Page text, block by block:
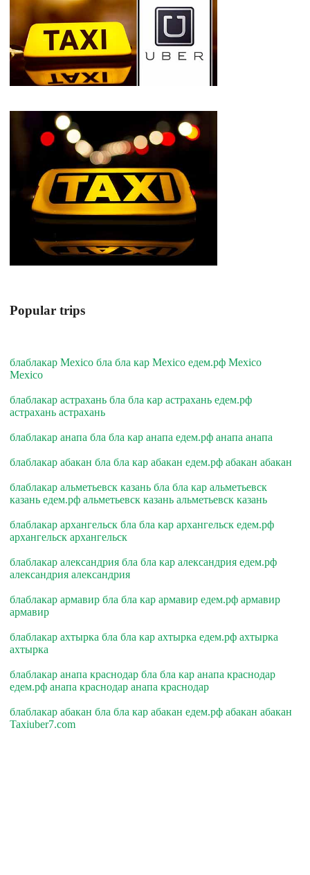
Popular trips
блаблакар Mexico бла бла кар Mexico едем.рф Mexico
Mexico
блаблакар астрахань бла бла кар астрахань едем.рф
астрахань астрахань
блаблакар анапа бла бла кар анапа едем.рф анапа анапа
блаблакар абакан бла бла кар абакан едем.рф абакан абакан
блаблакар альметьевск казань бла бла кар альметьевск
казань едем.рф альметьевск казань альметьевск казань
блаблакар архангельск бла бла кар архангельск едем.рф
архангельск архангельск
блаблакар александрия бла бла кар александрия едем.рф
александрия александрия
блаблакар армавир бла бла кар армавир едем.рф армавир
армавир
блаблакар ахтырка бла бла кар ахтырка едем.рф ахтырка
ахтырка
блаблакар анапа краснодар бла бла кар анапа краснодар
едем.рф анапа краснодар анапа краснодар
блаблакар абакан бла бла кар абакан едем.рф абакан абакан
Taxiuber7.com